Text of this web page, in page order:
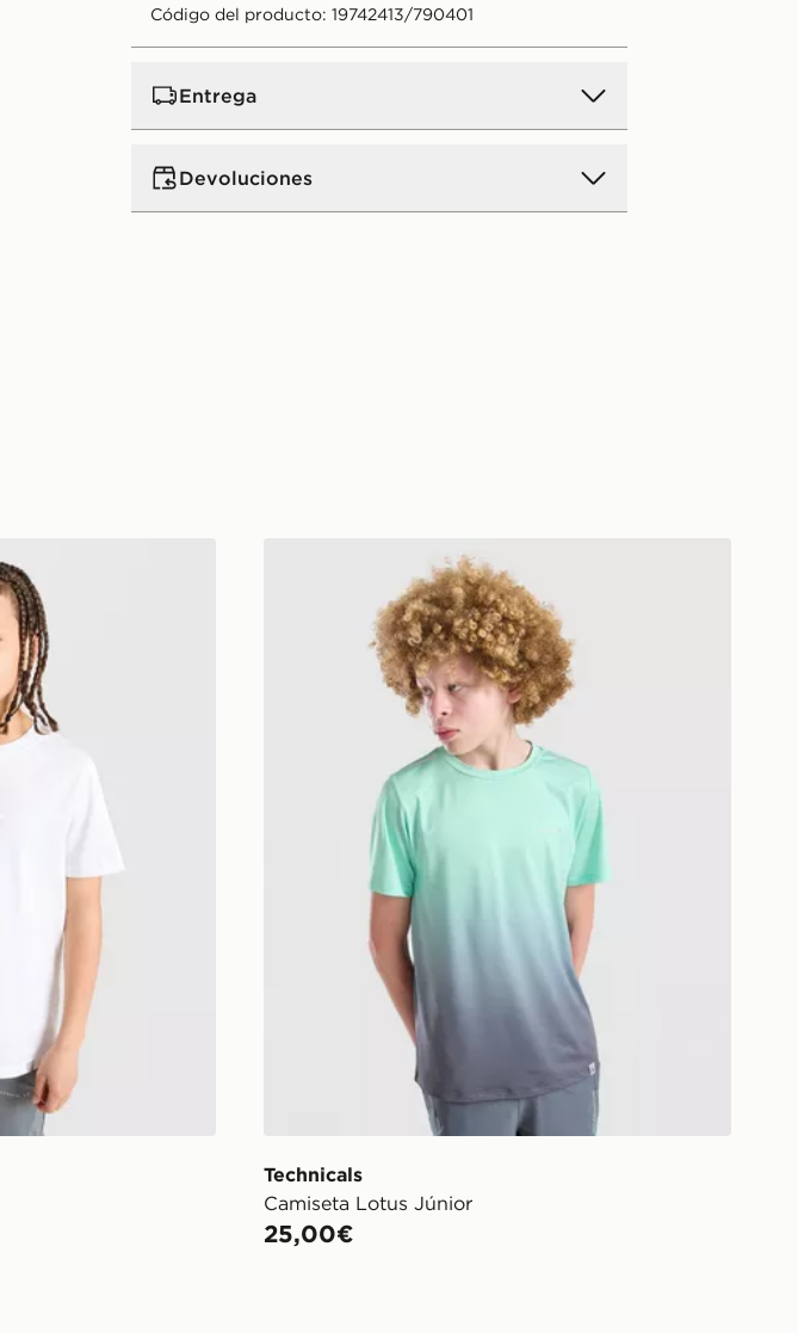
Código del producto: 19742413/790401
Entrega
Devoluciones
Technicals Camiseta Lotus Júnior
Technicals
Camiseta Lotus Júnior
25,00€